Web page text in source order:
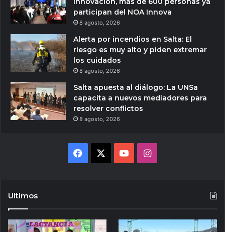
participan del NOA Innova
8 agosto, 2026
Alerta por incendios en Salta: El
riesgo es muy alto y piden extremar
los cuidados
8 agosto, 2026
Salta apuesta al diálogo: La UNSa
capacita a nuevos mediadores para
resolver conflictos
8 agosto, 2026
Facebook YouTubeInstagram
Ultimos